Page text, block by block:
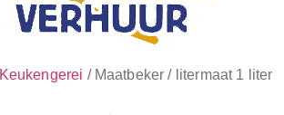
Keukengerei / Maatbeker / litermaat 1 liter